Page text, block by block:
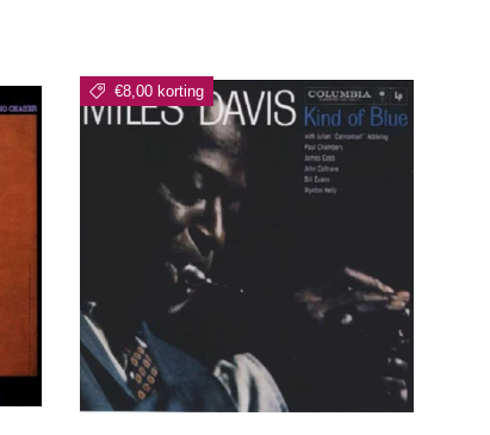
€8,00 korting